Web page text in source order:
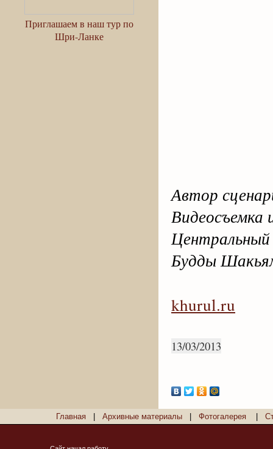
Приглашаем в наш тур по
Шри-Ланке
Автор
Будды
khurul.ru
13/03/2013
Главная Архивные материалы Фотогалерея